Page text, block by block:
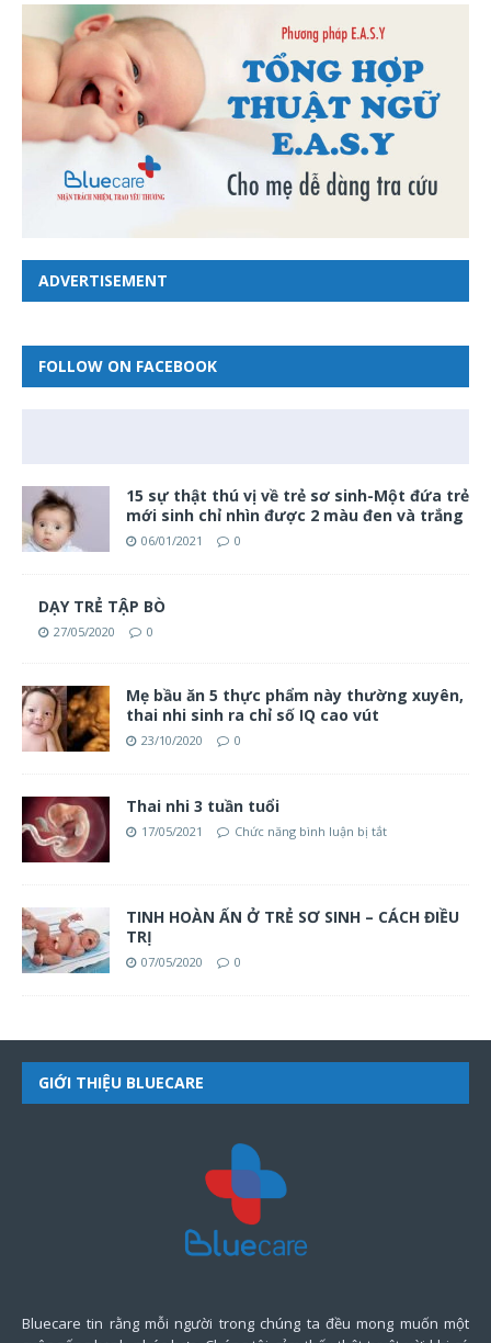
ADVERTISEMENT
FOLLOW ON FACEBOOK
15 sự thật thú vị về trẻ sơ sinh-Một đứa trẻ
mới sinh chỉ nhìn được 2 màu đen và trắng
06/01/2021 0
DẠY TRẺ TẬP BÒ
27/05/2020 0
Mẹ bầu ăn 5 thực phẩm này thường xuyên,
thai nhi sinh ra chỉ số IQ cao vút
23/10/2020 0
Thai nhi 3 tuần tuổi
17/05/2021 Chức năng bình luận bị tắt
TINH HOÀN ẨN Ở TRẺ SƠ SINH – CÁCH ĐIỀU
TRỊ
07/05/2020 0
GIỚI THIỆU BLUECARE
Bluecare tin rằng mỗi người trong chúng ta đều mong muốn một